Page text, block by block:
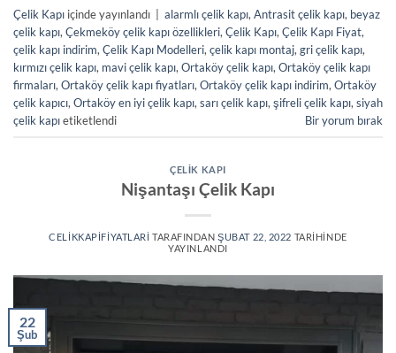
Çelik Kapı içinde yayınlandı alarmlı çelik kapı, Antrasit çelik kapı, beyaz
çelik kapı, Çekmeköy çelik kapı özellikleri, Çelik Kapı, Çelik Kapı Fiyat,
çelik kapı indirim, Çelik Kapı Modelleri, çelik kapı montaj, gri çelik kapı,
kırmızı çelik kapı, mavi çelik kapı, Ortaköy çelik kapı, Ortaköy çelik kapı
firmaları, Ortaköy çelik kapı fiyatları, Ortaköy çelik kapı indirim, Ortaköy
çelik kapıcı, Ortaköy en iyi çelik kapı, sarı çelik kapı, şifreli çelik kapı, siyah
çelik kapıetiketlendi Bir yorum bırak
ÇELIK KAPI
Nişantaşı Çelik Kapı
CELIKKAPIFIYATLARI TARAFINDAN ŞUBAT 22, 2022 TARIHINDE
YAYINLANDI
22
Şub